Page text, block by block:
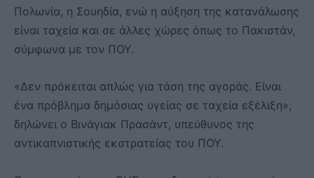
Πολωνία, η Σουηδία, ενώ η αύξηση της κατανάλωσης
είναι ταχεία και σε άλλες χώρες όπως το Πακιστάν,
σύμφωνα με τον ΠΟΥ.
«Δεν πρόκειται απλώς για τάση της αγοράς. Είναι
ένα πρόβλημα δημόσιας υγείας σε ταχεία εξέλιξη»,
δηλώνει ο Βινάγιακ Πρασάντ, υπεύθυνος της
αντικαπνιστικής εκστρατείας του ΠΟΥ.